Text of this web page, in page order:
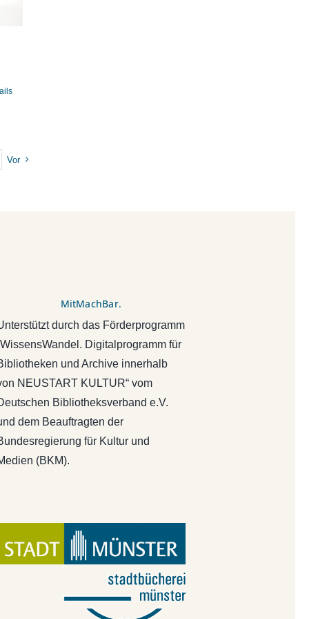
Vor
MitMachBar.
durch das Förderprogramm
Digitalprogramm für
und Archive innerhalb
NEUSTART KULTUR“ vom
Bibliotheksverband e.V.
dem Beauftragten der
für Kultur und
(BKM).